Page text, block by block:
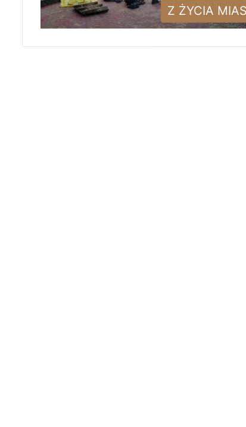
Z ŻYCIA